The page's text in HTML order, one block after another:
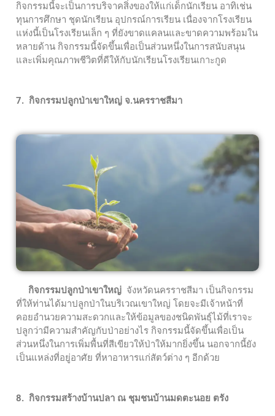
กิจกรรมนี้จะเป็นการบริจาคสิ่งของให้แก่เด็กนักเรียน อาทิเช่น
ทุนการศึกษา ชุดนักเรียน อุปกรณ์การเรียน เนื่องจากโรงเรียน
แห่งนี้เป็นโรงเรียนเล็ก ๆ ที่ยังขาดแคลนและขาดความพร้อมใน
หลายด้าน กิจกรรมนี้จัดขึ้นเพื่อเป็นส่วนหนึ่งในการสนับสนุน
และเพิ่มคุณภาพชีวิตที่ดีให้กับนักเรียนโรงเรียนเกาะกูด
7. กิจกรรมปลูกป่าเขาใหญ่ จ.นครราชสีมา
กิจกรรมปลูกป่าเขาใหญ่ จังหวัดนครราชสีมา เป็นกิจกรรม
ที่ให้ท่านได้มาปลูกป่าในบริเวณเขาใหญ่ โดยจะมีเจ้าหน้าที่
คอยอำนวยความสะดวกและให้ข้อมูลของชนิดพันธุ์ไม้ที่เราจะ
ปลูกว่ามีความสำคัญกับป่าอย่างไร กิจกรรมนี้จัดขึ้นเพื่อเป็น
ส่วนหนึ่งในการเพิ่มพื้นที่สีเขียวให้ป่าให้มากยิ่งขึ้น นอกจากนี้ยัง
เป็นแหล่งที่อยู่อาศัย ที่หาอาหารแก่สัตว์ต่าง ๆ อีกด้วย
8. กิจกรรมสร้างบ้านปลา ณ ชุมชนบ้านมดตะนอย ตรัง